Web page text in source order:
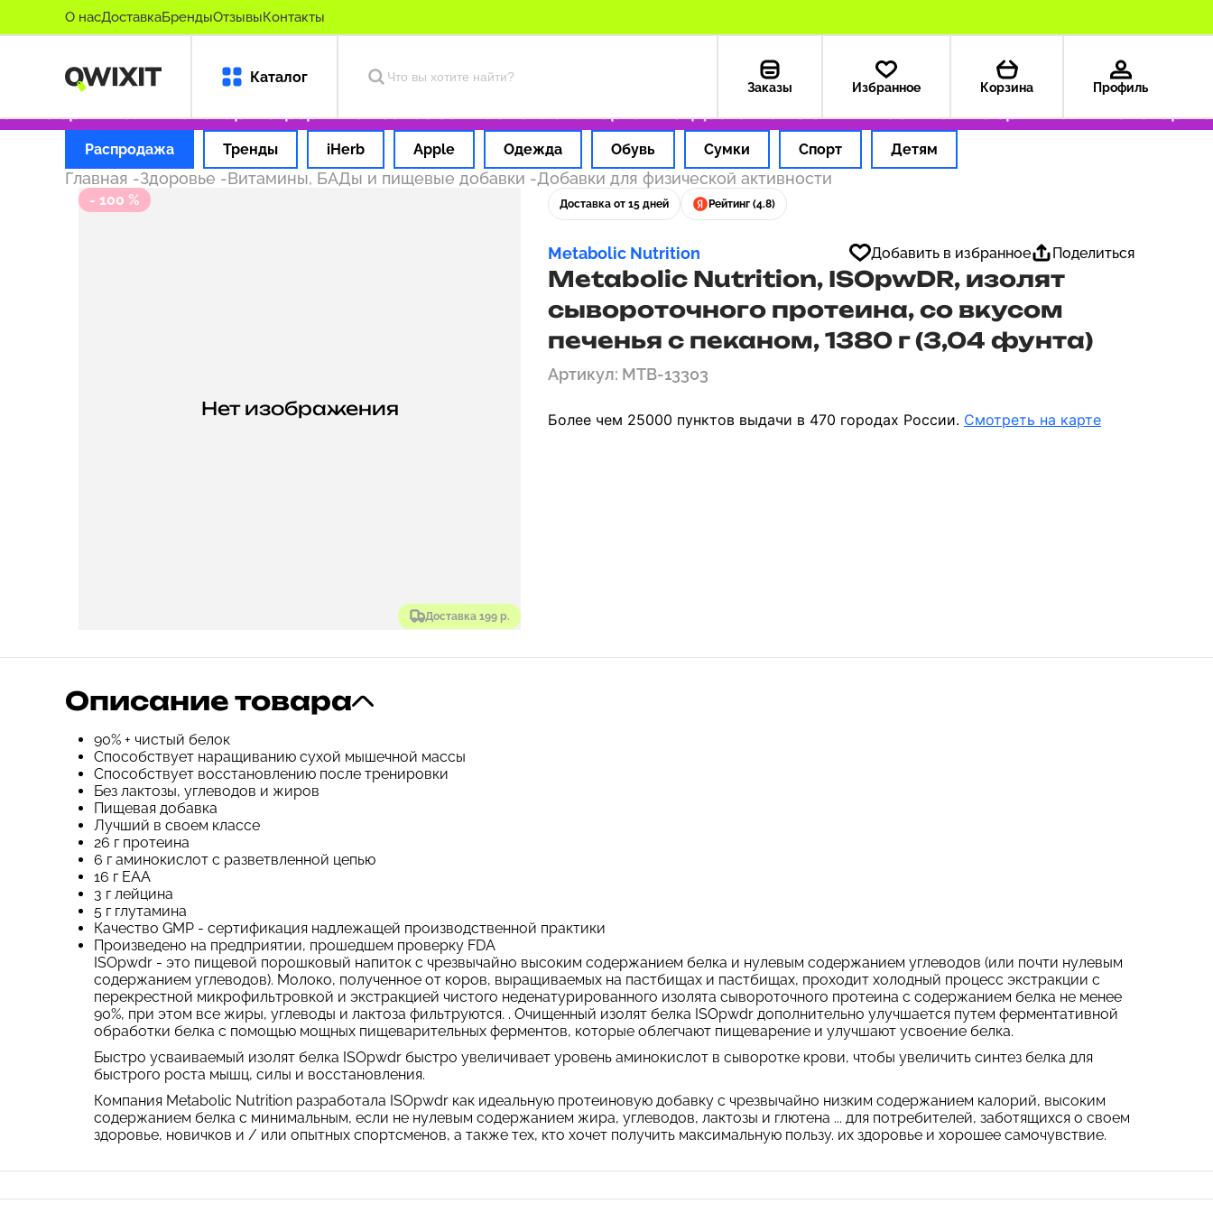
О насДоставкаБрендыОтзывыКонтакты
Каталог
Заказы Избранное Корзина Профиль
оригинальные товары Оформляем заказ за 1 час Оплата картой РФ Доставка из США — 199 ₽ Только оригинальные товары
Распродажа Тренды iHerb Apple Одежда Обувь Сумки Спорт Детям
Главная -Здоровье -Витамины, БАДы и пищевые добавки -Добавки для физической активности
- 100 %
Доставка 199 р.
Нет изображения
Доставка от 15 дней Рейтинг (4.8)
Metabolic Nutrition Добавить в избранное Поделиться
Metabolic Nutrition, ISOpwDR, изолят
сывороточного протеина, со вкусом
печенья с пеканом, 1380 г (3,04 фунта)
Артикул: MTB-13303
Более чем 25000 пунктов выдачи в 470 городах России. Смотреть на карте
Описание товара
90% + чистый белок
Способствует наращиванию сухой мышечной массы
Способствует восстановлению после тренировки
Без лактозы, углеводов и жиров
Пищевая добавка
Лучший в своем классе
26 г протеина
6 г аминокислот с разветвленной цепью
16 г EAA
3 г лейцина
5 г глутамина
Качество GMP - сертификация надлежащей производственной практики
Произведено на предприятии, прошедшем проверку FDA
ISOpwdr - это пищевой порошковый напиток с чрезвычайно высоким содержанием белка и нулевым содержанием углеводов (или почти нулевым
содержанием углеводов). Молоко, полученное от коров, выращиваемых на пастбищах и пастбищах, проходит холодный процесс экстракции с
перекрестной микрофильтровкой и экстракцией чистого неденатурированного изолята сывороточного протеина с содержанием белка не менее
90%, при этом все жиры, углеводы и лактоза фильтруются. . Очищенный изолят белка ISOpwdr дополнительно улучшается путем ферментативной
обработки белка с помощью мощных пищеварительных ферментов, которые облегчают пищеварение и улучшают усвоение белка.
Быстро усваиваемый изолят белка ISOpwdr быстро увеличивает уровень аминокислот в сыворотке крови, чтобы увеличить синтез белка для
быстрого роста мышц, силы и восстановления.
Компания Metabolic Nutrition разработала ISOpwdr как идеальную протеиновую добавку с чрезвычайно низким содержанием калорий, высоким
содержанием белка с минимальным, если не нулевым содержанием жира, углеводов, лактозы и глютена ... для потребителей, заботящихся о своем
здоровье, новичков и / или опытных спортсменов, а также тех, кто хочет получить максимальную пользу. их здоровье и хорошее самочувствие.